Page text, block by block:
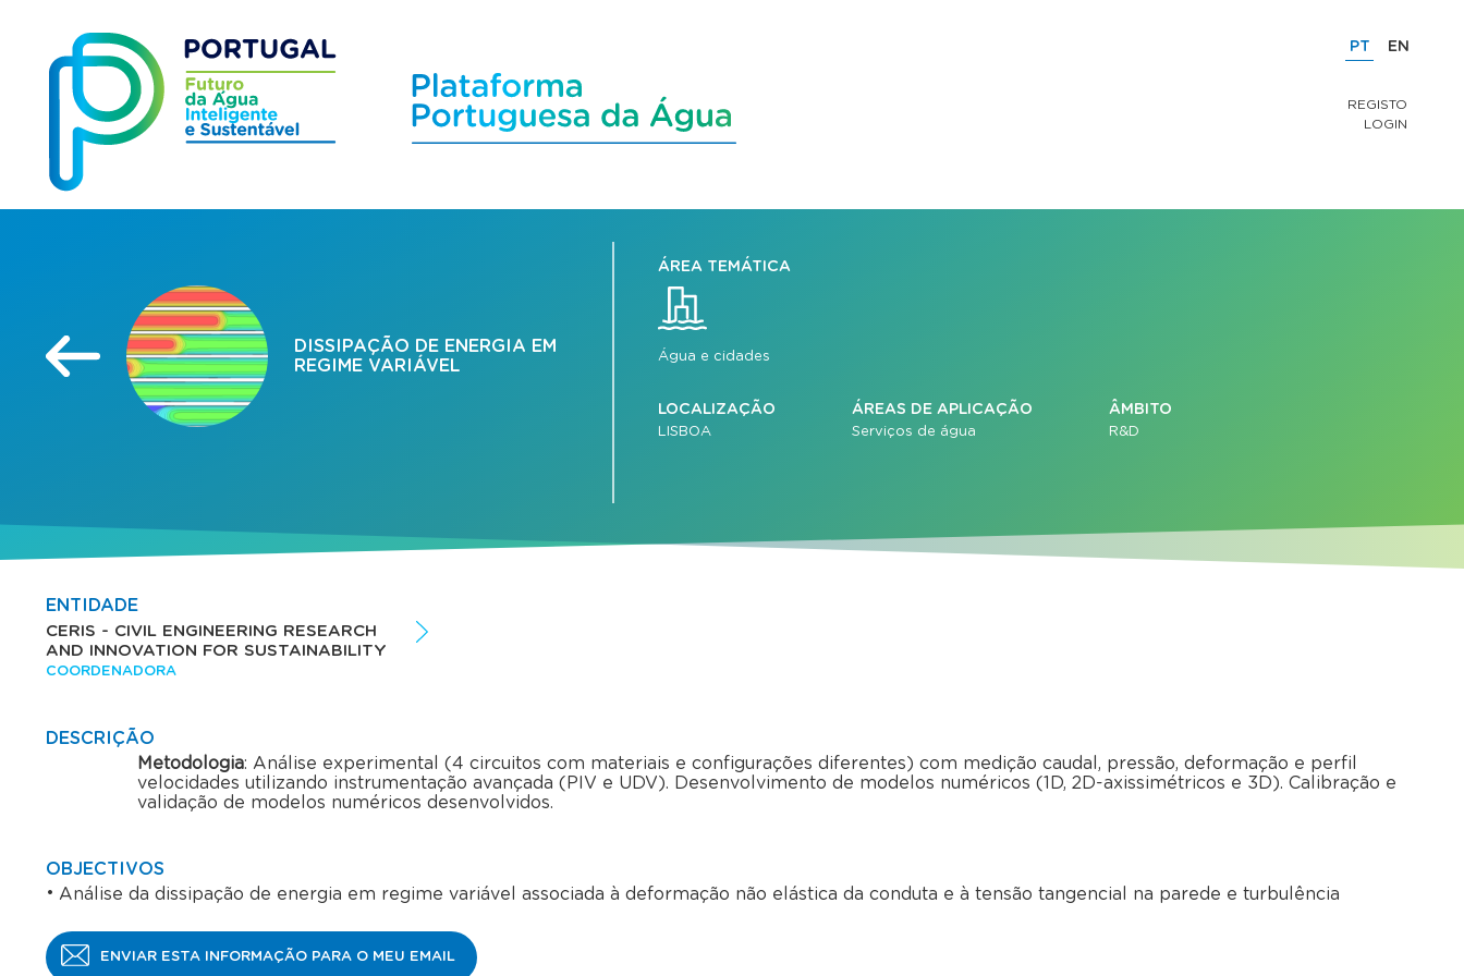
PT EN
REGISTO
LOGIN
DISSIPAÇÃO DE ENERGIA EM
REGIME VARIÁVEL
ÁREA TEMÁTICA
Água e cidades
LOCALIZAÇÃO
LISBOA
ÁREAS DE APLICAÇÃO
Serviços de água
ÂMBITO
R&D
ENTIDADE
CERIS - CIVIL ENGINEERING RESEARCH
AND INNOVATION FOR SUSTAINABILITY
COORDENADORA
DESCRIÇÃO
Metodologia: Análise experimental (4 circuitos com materiais e configurações diferentes) com medição caudal, pressão, deformação e perfil
velocidades utilizando instrumentação avançada (PIV e UDV). Desenvolvimento de modelos numéricos (1D, 2D-axissimétricos e 3D). Calibração e
validação de modelos numéricos desenvolvidos.
OBJECTIVOS
Análise da dissipação de energia em regime variável associada à deformação não elástica da conduta e à tensão tangencial na parede e turbulência
ENVIAR ESTA INFORMAÇÃO PARA O MEU EMAIL